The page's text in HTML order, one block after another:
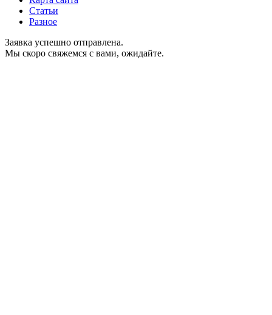
Статьи
Разное
Заявка успешно отправлена.
Мы скоро свяжемся с вами, ожидайте.